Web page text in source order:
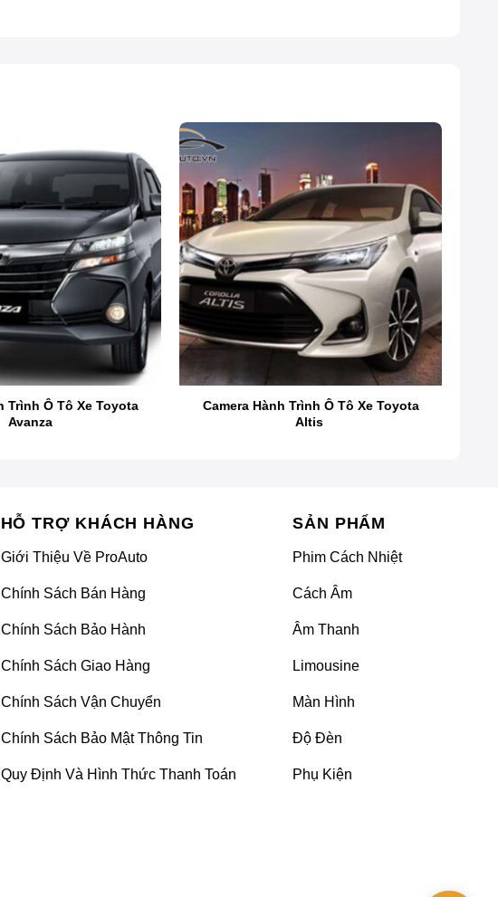
hình chuyên dụng, sử dụng trên các phương tiện giao thông
cảm biến lùi trong xe hơi nhằm hỗ trợ hoạt động lùi và tiến
Trình Ô Tô Xe Toyota
Avanza
Camera Hành Trình Ô Tô Xe Toyota
Altis
HỖ TRỢ KHÁCH HÀNG
Giới Thiệu Về ProAuto
Chính Sách Bán Hàng
Chính Sách Bảo Hành
Chính Sách Giao Hàng
Chính Sách Vận Chuyển
Chính Sách Bảo Mật Thông Tin
Quy Định Và Hình Thức Thanh Toán
SẢN PHẨM
Phim Cách Nhiệt
Cách Âm
Âm Thanh
Limousine
Màn Hình
Độ Đèn
Phụ Kiện